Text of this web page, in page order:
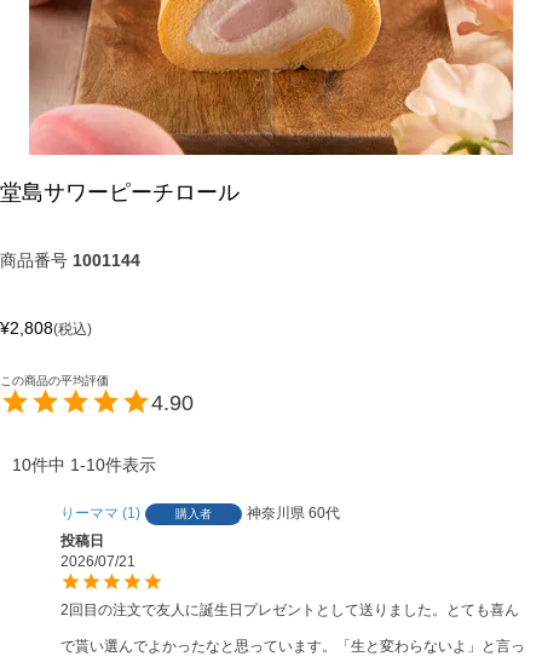
堂島サワーピーチロール
商品番号 1001144
¥2,808 税込
4.90
10件中 1-10件表示
りーママ 1 購入者 神奈川県 60代
投稿日
2026/07/21
2回目の注文で友人に誕生日プレゼントとして送りました。とても喜ん
で貰い選んでよかったなと思っています。「生と変わらないよ」と言っ